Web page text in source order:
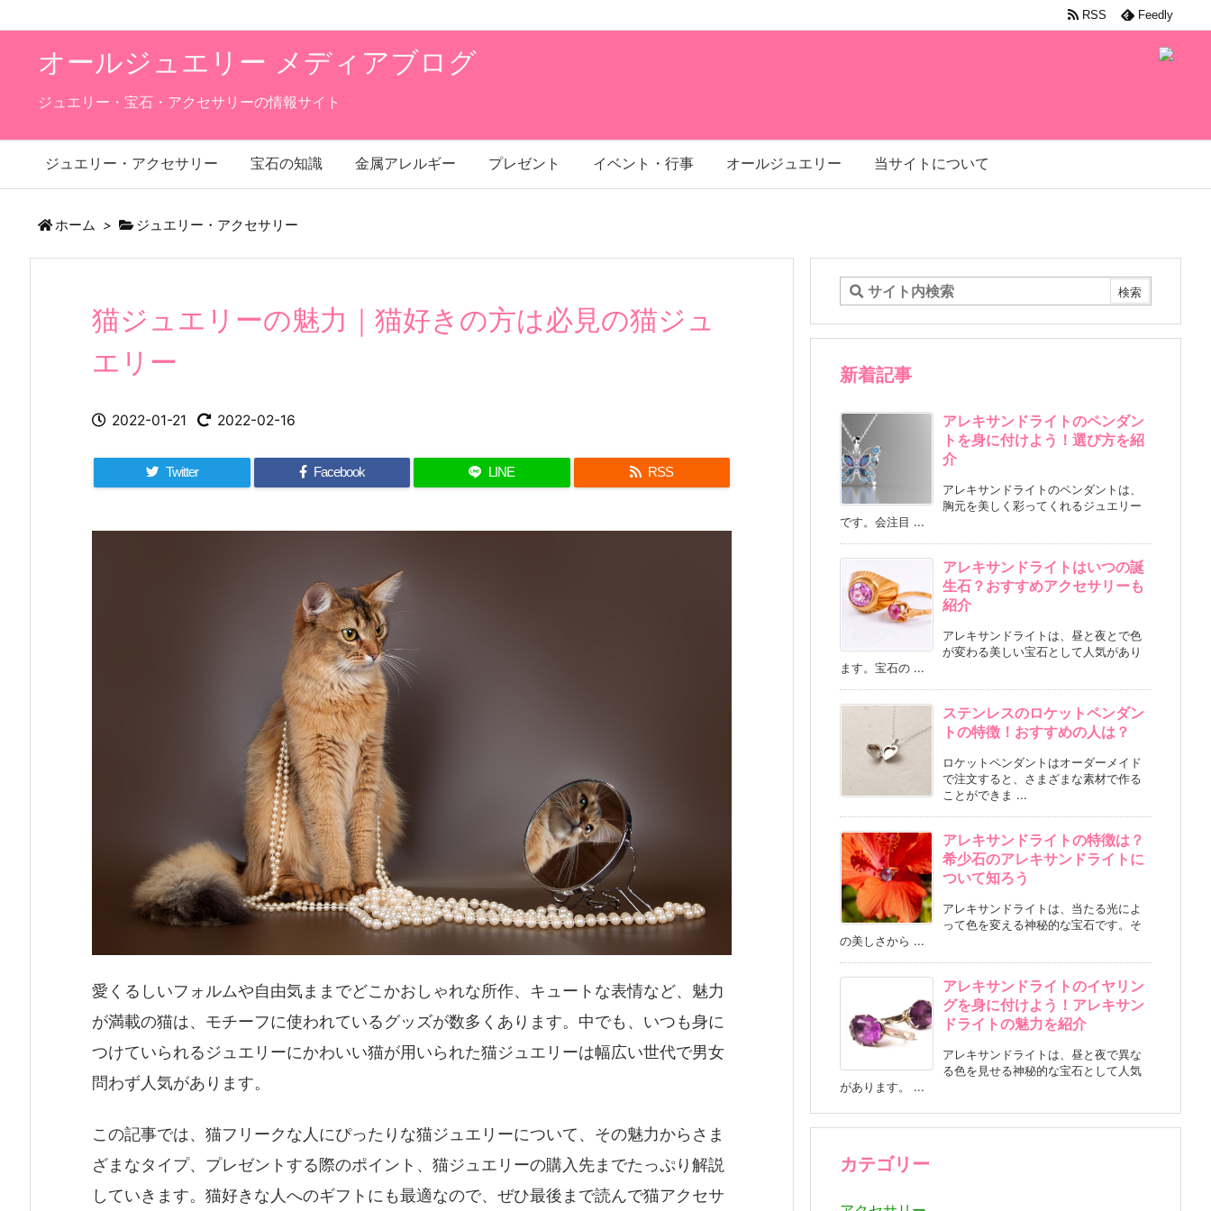
オールジュエリー メディアブログ
ジュエリー・宝石・アクセサリーの情報サイト
ジュエリー・アクセサリー 宝石の知識 金属アレルギー プレゼント イベント・行事 オールジュエリー 当サイトについて
RSS Feedly
ホーム > ジュエリー・アクセサリー
猫ジュエリーの魅力｜猫好きの方は必見の猫ジュ
エリー
2022-01-21 2022-02-16
Twitter Facebook LINE RSS
愛くるしいフォルムや自由気ままでどこかおしゃれな所作、キュートな表情など、魅力
が満載の猫は、モチーフに使われているグッズが数多くあります。中でも、いつも身に
つけていられるジュエリーにかわいい猫が用いられた猫ジュエリーは幅広い世代で男女
問わず人気があります。
この記事では、猫フリークな人にぴったりな猫ジュエリーについて、その魅力からさま
ざまなタイプ、プレゼントする際のポイント、猫ジュエリーの購入先までたっぷり解説
していきます。猫好きな人へのギフトにも最適なので、ぜひ最後まで読んで猫アクセサ
新着記事
アレキサンドライトのペンダン
トを身に付けよう！選び方を紹
介
アレキサンドライトのペンダントは、
胸元を美しく彩ってくれるジュエリー
です。会注目 ...
アレキサンドライトはいつの誕
生石？おすすめアクセサリーも
紹介
アレキサンドライトは、昼と夜とで色
が変わる美しい宝石として人気があり
ます。宝石の ...
ステンレスのロケットペンダン
トの特徴！おすすめの人は？
ロケットペンダントはオーダーメイド
で注文すると、さまざまな素材で作る
ことができま ...
アレキサンドライトの特徴は？
希少石のアレキサンドライトに
ついて知ろう
アレキサンドライトは、当たる光によ
って色を変える神秘的な宝石です。そ
の美しさから ...
アレキサンドライトのイヤリン
グを身に付けよう！アレキサン
ドライトの魅力を紹介
アレキサンドライトは、昼と夜で異な
る色を見せる神秘的な宝石として人気
があります。 ...
カテゴリー